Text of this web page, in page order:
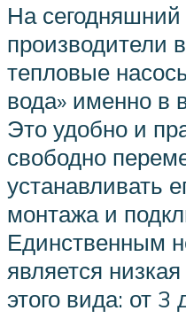
На
производители
тепловые
вода» именно в
Это удобно и
свободно
устанавливать
монтажа и
Единственным
является
этого вида: от 3